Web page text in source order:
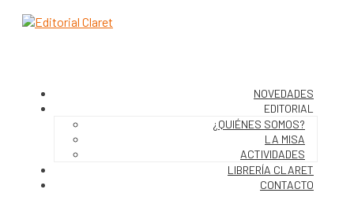
NOVEDADES
EDITORIAL
¿QUIÉNES SOMOS?
LA MISA
ACTIVIDADES
LIBRERÍA CLARET
CONTACTO